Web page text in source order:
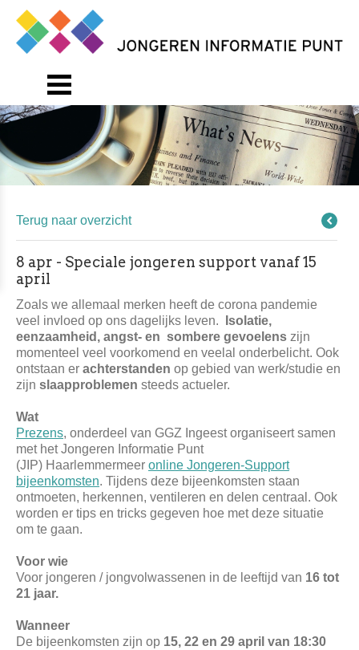
Terug naar overzicht
8 apr - Speciale jongeren support vanaf 15
april
Zoals we allemaal merken heeft de corona pandemie
veel invloed op ons dagelijks leven.
Isolatie,
eenzaamheid, angst- en sombere gevoelens zijn
momenteel veel voorkomend en veelal onderbelicht. Ook
ontstaan er achterstanden op gebied van werk/studie en
zijn slaapproblemen steeds actueler.
Wat
Prezens, onderdeel van GGZ Ingeest organiseert samen
met het Jongeren Informatie Punt
(JIP) Haarlemmermeer online Jongeren-Support
bijeenkomsten. Tijdens deze bijeenkomsten staan
ontmoeten, herkennen, ventileren en delen centraal. Ook
worden er tips en tricks gegeven hoe met deze situatie
om te gaan.
Voor wie
Voor jongeren / jongvolwassenen in de leeftijd van 16 tot
21 jaar.
Wanneer
De bijeenkomsten zijn op 15, 22 en 29 april van 18:30